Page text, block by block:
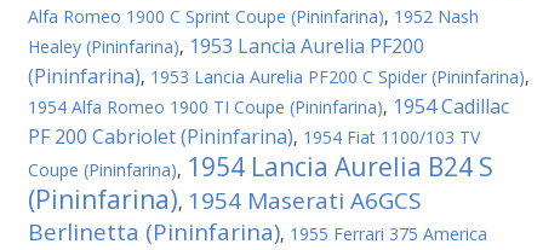
Alfa Romeo 1900 C Sprint Coupe (Pininfarina), 1952 Nash
Healey (Pininfarina), 1953 Lancia Aurelia PF200
(Pininfarina), 1953 Lancia Aurelia PF200 C Spider (Pininfarina),
1954 Alfa Romeo 1900 TI Coupe (Pininfarina), 1954 Cadillac
PF 200 Cabriolet (Pininfarina), 1954 Fiat 1100/103 TV
Coupe (Pininfarina), 1954 Lancia Aurelia B24 S
(Pininfarina), 1954 Maserati A6GCS
Berlinetta (Pininfarina), 1955 Ferrari 375 America